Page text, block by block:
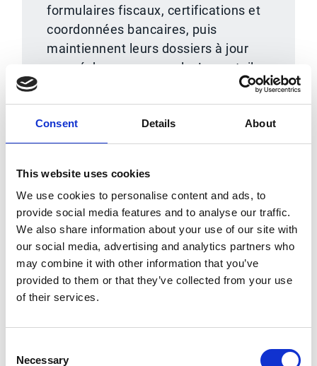
Consent Details About
This website uses cookies
We use cookies to personalise content and ads, to
provide social media features and to analyse our traffic.
We also share information about your use of our site with
our social media, advertising and analytics partners who
may combine it with other information that you’ve
provided to them or that they’ve collected from your use
of their services.
Selection
Necessary
formulaires fiscaux, certifications et
coordonnées bancaires, puis
maintiennent leurs dossiers à jour
sans échanges manuels. Le portail
l'expérience fournisseur tout en
gardant vos équipes internes aux
commandes.